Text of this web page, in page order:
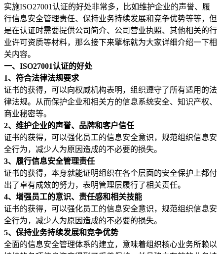
实施ISO27001认证的好处非常多，比如维护企业的声誉、履
行信息安全管理责任、保持业务持续发展和竞争优势等等，但
是在认证时需要提供公司简介、公司营业执照、其他相关的行
业许可资质等材料，那么接下来擎标就为大家详细介绍一下相
关内容。
一、ISO27001认证的好处
1、符合法律法规要求
证书的获得，可以向权威机构表明，组织遵守了所有适用的法
律法规。从而保护企业和相关方的信息系统安全、知识产权、
商业秘密等。
2、维护企业的声誉、品牌和客户信任
证书的获得，可以强化员工的信息安全意识，规范组织信息安
全行为，减少人为原因造成的不必要的损失。
3、履行信息安全管理责任
证书的获得，本身就能证明组织在各个层面的安全保护上都付
出了卓有成效的努力，表明管理层履行了相关责任。
4、增强员工的意识、责任感和相关技能
证书的获得，可以强化员工的信息安全意识，规范组织信息安
全行为，减少人为原因造成的不必要的损失。
5、保持业务持续发展和竞争优势
全面的信息安全管理体系的建立，意味着组织核心业务所赖以